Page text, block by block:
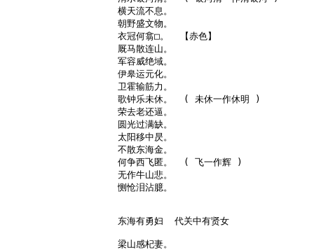
横天流不息。
朝野盛文物。
衣冠何翕□。  【赤色】
厩马散连山。
军容威绝域。
伊皋运元化。
卫霍输筋力。
歌钟乐未休。  ( 未休一作休明 )
荣去老还逼。
圆光过满缺。
太阳移中昃。
不散东海金。
何争西飞匿。  ( 飞一作辉 )
无作牛山悲。
恻怆泪沾臆。
东海有勇妇  代关中有贤女
梁山感杞妻。